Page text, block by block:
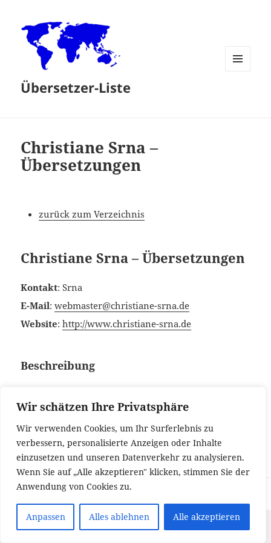
Wir schätzen Ihre Privatsphäre
Wir verwenden Cookies, um Ihr Surferlebnis zu
verbessern, personalisierte Anzeigen oder Inhalte
einzusetzen und unseren Datenverkehr zu analysieren.
Wenn Sie auf „Alle akzeptieren" klicken, stimmen Sie der
Anwendung von Cookies zu.
Anpassen Alles ablehnen Alle akzeptieren
Übersetzer-Liste
Christiane Srna –
Übersetzungen
zurück zum Verzeichnis
Christiane Srna – Übersetzungen
Kontakt: Srna
E-Mail: webmaster@christiane-srna.de
Website: http://www.christiane-srna.de
Beschreibung
Russisch-Deutsch, Kroatisch-Deutsch, Serbisch-
Sprachen: Bosnisch